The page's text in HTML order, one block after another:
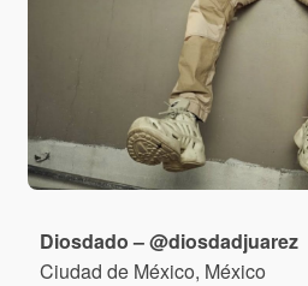
Diosdado – @diosdadjuarez
Ciudad de México, México